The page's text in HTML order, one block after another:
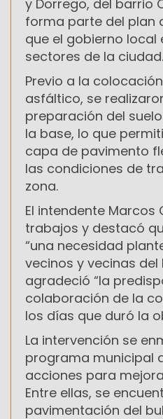
y Dorrego, del barrio
forma parte del plan
que el gobierno local
sectores de la ciudad.
Previo a la
asfáltico, se
preparación del
la base, lo que
capa de pavimento
las condiciones de
zona.
El intendente
trabajos y destacó
“una necesidad
vecinos y vecinas del
agradeció “la
colaboración de la
los días que duró la
La intervención se
programa municipal
acciones para
Entre ellas, se
pavimentación del